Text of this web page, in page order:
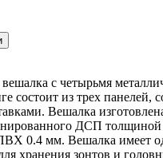
с четырьмя
состоит из трех панелей,
Вешалка
ДСП
0.4 мм. Вешалка имеет
хранения зонтов и